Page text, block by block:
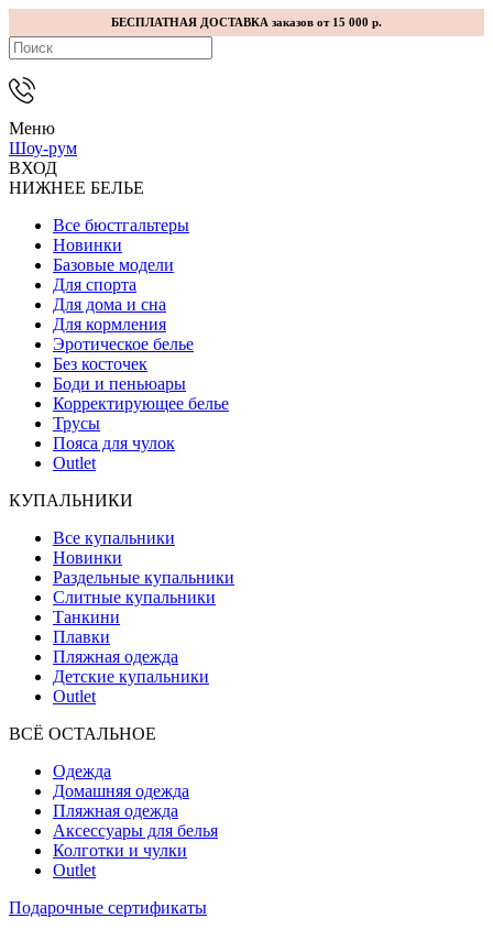
БЕСПЛАТНАЯ ДОСТАВКА заказов от 15 000 р.
Меню
Шоу-рум
ВХОД
НИЖНЕЕ БЕЛЬЕ
Все бюстгальтеры
Новинки
Базовые модели
Для спорта
Для дома и сна
Для кормления
Эротическое белье
Без косточек
Боди и пеньюары
Корректирующее белье
Трусы
Пояса для чулок
Outlet
КУПАЛЬНИКИ
Все купальники
Новинки
Раздельные купальники
Слитные купальники
Танкини
Плавки
Пляжная одежда
Детские купальники
Outlet
ВCЁ ОСТАЛЬНОЕ
Одежда
Домашняя одежда
Пляжная одежда
Аксессуары для белья
Колготки и чулки
Outlet
Подарочные сертификаты